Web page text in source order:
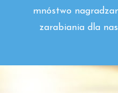
mnóstwo
zarabiania dla